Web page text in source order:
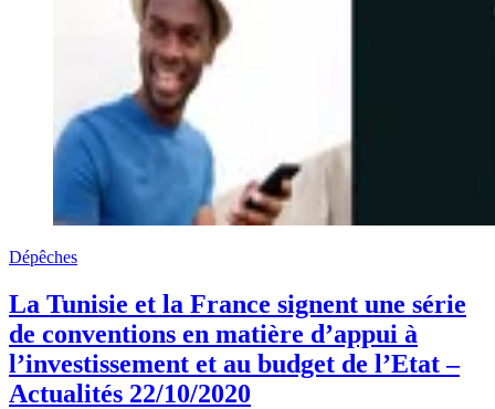
Dépêches
La Tunisie et la France signent une série
de conventions en matière d’appui à
l’investissement et au budget de l’Etat –
Actualités 22/10/2020